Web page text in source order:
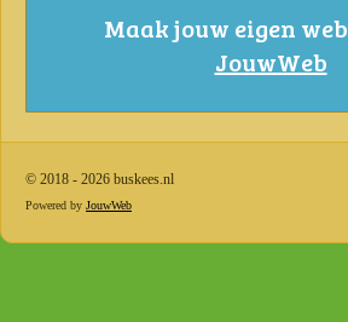
Maak jouw eigen
JouwWeb
© 2018 - 2026 buskees.nl
Powered by JouwWeb